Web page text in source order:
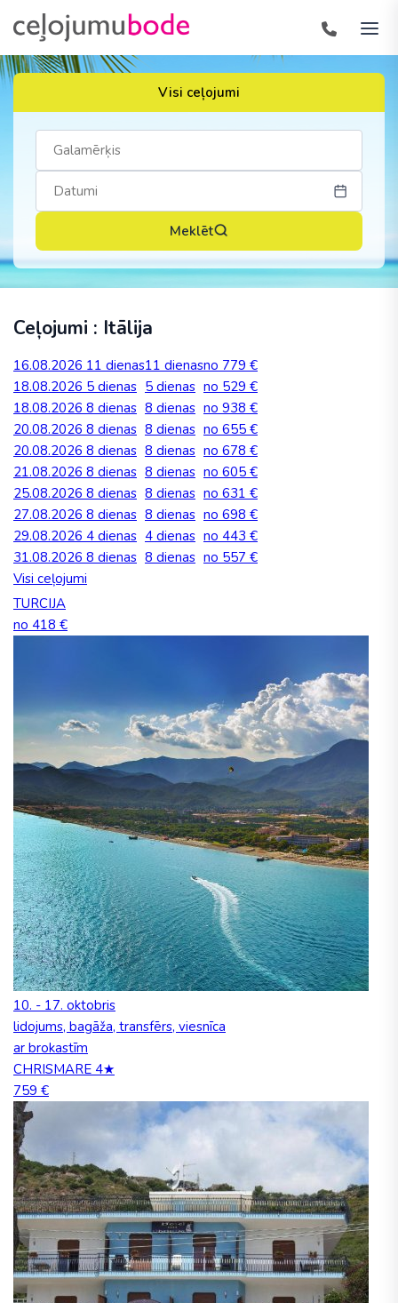
Visi ceļojumi
Meklēt
Ceļojumi : Itālija
16.08.2026 11 dienas11 dienasno 779 €
18.08.2026 5 dienas 5 dienas no 529 €
18.08.2026 8 dienas 8 dienas no 938 €
20.08.2026 8 dienas 8 dienas no 655 €
20.08.2026 8 dienas 8 dienas no 678 €
21.08.2026 8 dienas 8 dienas no 605 €
25.08.2026 8 dienas 8 dienas no 631 €
27.08.2026 8 dienas 8 dienas no 698 €
29.08.2026 4 dienas 4 dienas no 443 €
31.08.2026 8 dienas 8 dienas no 557 €
Visi ceļojumi
TURCIJA
no 418 €
10. - 17. oktobris
lidojums, bagāža, transfērs, viesnīca
ar brokastīm
CHRISMARE 4★
759 €